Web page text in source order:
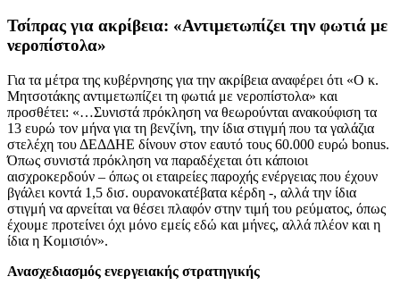
Τσίπρας για ακρίβεια: «Αντιμετωπίζει την φωτιά με
νεροπίστολα»
Για τα μέτρα της κυβέρνησης για την ακρίβεια αναφέρει ότι «Ο κ.
Μητσοτάκης αντιμετωπίζει τη φωτιά με νεροπίστολα» και
προσθέτει: «…Συνιστά πρόκληση να θεωρούνται ανακούφιση τα
13 ευρώ τον μήνα για τη βενζίνη, την ίδια στιγμή που τα γαλάζια
στελέχη του ΔΕΔΔΗΕ δίνουν στον εαυτό τους 60.000 ευρώ bonus.
Όπως συνιστά πρόκληση να παραδέχεται ότι κάποιοι
αισχροκερδούν – όπως οι εταιρείες παροχής ενέργειας που έχουν
βγάλει κοντά 1,5 δισ. ουρανοκατέβατα κέρδη -, αλλά την ίδια
στιγμή να αρνείται να θέσει πλαφόν στην τιμή του ρεύματος, όπως
έχουμε προτείνει όχι μόνο εμείς εδώ και μήνες, αλλά πλέον και η
ίδια η Κομισιόν».
Ανασχεδιασμός ενεργειακής στρατηγικής